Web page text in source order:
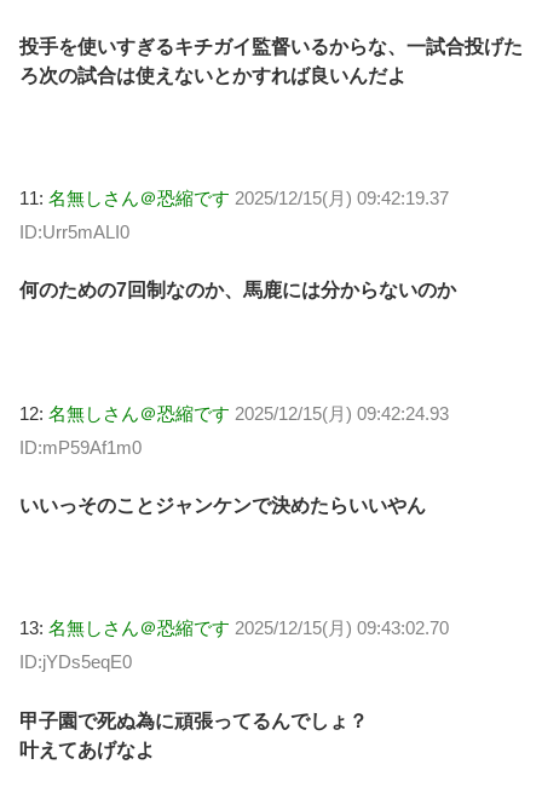
投手を使いすぎるキチガイ監督いるからな、一試合投げた
ろ次の試合は使えないとかすれば良いんだよ
11: 名無しさん＠恐縮です 2025/12/15(月) 09:42:19.37
ID:Urr5mALI0
何のための7回制なのか、馬鹿には分からないのか
12: 名無しさん＠恐縮です 2025/12/15(月) 09:42:24.93
ID:mP59Af1m0
いいっそのことジャンケンで決めたらいいやん
13: 名無しさん＠恐縮です 2025/12/15(月) 09:43:02.70
ID:jYDs5eqE0
甲子園で死ぬ為に頑張ってるんでしょ？
叶えてあげなよ